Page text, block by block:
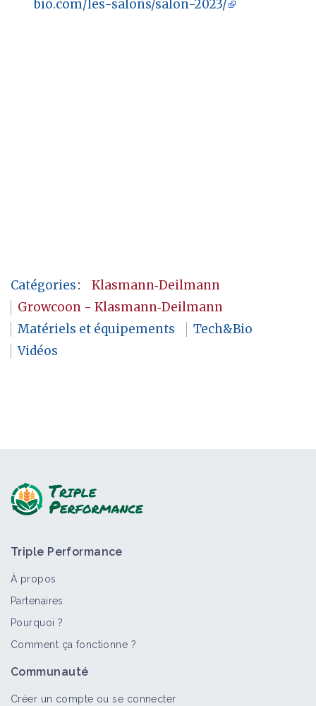
bio.com/les-salons/salon-2023/
Catégories:
Klasmann‑Deilmann
Growcoon - Klasmann‑Deilmann
Matériels et équipements
Tech&Bio
Vidéos
Triple Performance
À propos
Partenaires
Pourquoi ?
Comment ça fonctionne ?
Communauté
Créer un compte ou se connecter